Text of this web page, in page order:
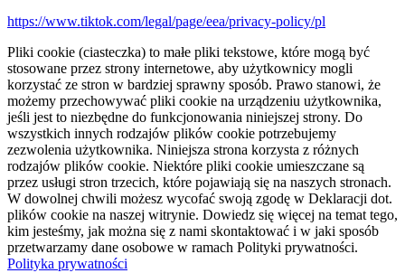
https://www.tiktok.com/legal/page/eea/privacy-policy/pl
Pliki cookie (ciasteczka) to małe pliki tekstowe, które mogą być
stosowane przez strony internetowe, aby użytkownicy mogli
korzystać ze stron w bardziej sprawny sposób. Prawo stanowi, że
możemy przechowywać pliki cookie na urządzeniu użytkownika,
jeśli jest to niezbędne do funkcjonowania niniejszej strony. Do
wszystkich innych rodzajów plików cookie potrzebujemy
zezwolenia użytkownika. Niniejsza strona korzysta z różnych
rodzajów plików cookie. Niektóre pliki cookie umieszczane są
przez usługi stron trzecich, które pojawiają się na naszych stronach.
W dowolnej chwili możesz wycofać swoją zgodę w Deklaracji dot.
plików cookie na naszej witrynie. Dowiedz się więcej na temat tego,
kim jesteśmy, jak można się z nami skontaktować i w jaki sposób
przetwarzamy dane osobowe w ramach Polityki prywatności.
Polityka prywatności